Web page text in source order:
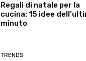
Regali di natale per la
cucina: 15 idee
minuto
TRENDS